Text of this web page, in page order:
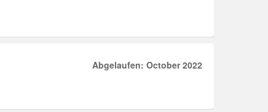
Abgelaufen: October 2022